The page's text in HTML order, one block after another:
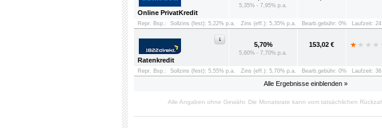
Alle Ergebnisse einblenden »
Online PrivatKredit
5,35% - 7,95% p.a.
Repr. Bsp.: Sollzins (fest): 5,22% p.a. Zins (eff.): 5,35% p.a. Bearb.gebühr: 0% Laufzeit:
Ratenkredit
5,70%
5,60% - 7,70% p.a.
153,02 €
Repr. Bsp.: Sollzins (fest): 5,55% p.a. Zins (eff.): 5,70% p.a. Bearb.gebühr: 0% Laufzeit:
Alle Angaben ohne Gewähr. Die Monatsrate kann vom tatsächlichen